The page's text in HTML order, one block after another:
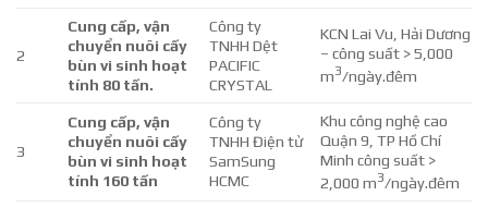
2
Cung cấp, vận
chuyển nuôi cấy
bùn vi sinh hoạt
tính 80 tấn.
Công ty
TNHH Dệt
PACIFIC
CRYSTAL
KCN Lai Vu, Hải Dương
– công suất > 5,000
m3/ngày.đêm
3
Cung cấp, vận
chuyển nuôi cấy
bùn vi sinh hoạt
tính 160 tấn
Công ty
TNHH Điện tử
SamSung
HCMC
Khu công nghệ cao
Quận 9, TP Hồ Chí
Minh công suất >
2,000 m3/ngày.đêm